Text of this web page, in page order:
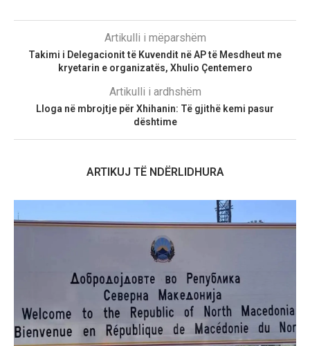
Artikulli i mëparshëm
Takimi i Delegacionit të Kuvendit në AP të Mesdheut me
kryetarin e organizatës, Xhulio Çentemero
Artikulli i ardhshëm
Lloga në mbrojtje për Xhihanin: Të gjithë kemi pasur
dështime
ARTIKUJ TË NDËRLIDHURA